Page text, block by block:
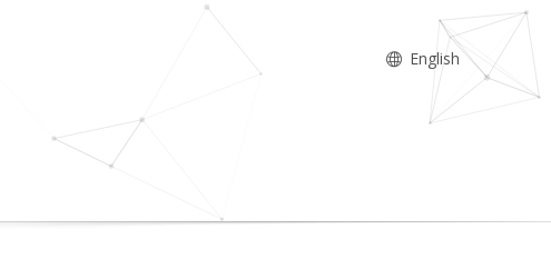
English